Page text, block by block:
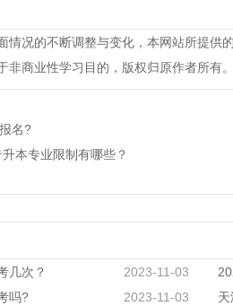
情况的不断调整与变化，本网站所提
非商业性学习目的，版权归原作者所
名?
本专业限制有哪些？
几次？ 2023-11-03
吗?
2023-11-03